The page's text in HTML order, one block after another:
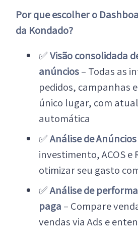
Por que escolher o
da Kondado?
✅Visão consolidada
anúncios– Todas as
pedidos, campanhas
único lugar, com
automática
✅Análise de Anúncios
investimento, ACOS e
otimizar seu gasto
✅Análise de
paga – Compare
vendas via Ads e